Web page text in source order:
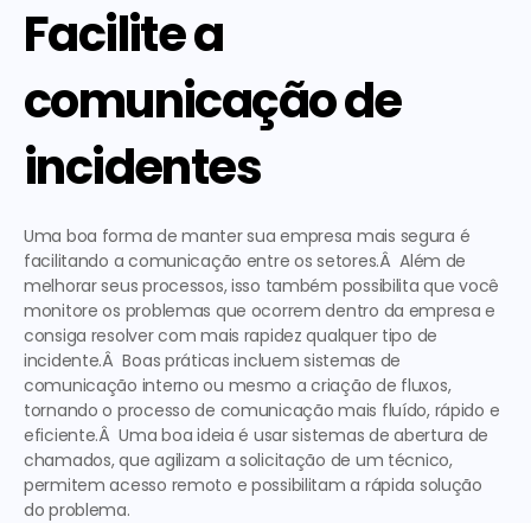
Facilite a
comunicação de
incidentes
Uma boa forma de manter sua empresa mais segura é
facilitando a comunicação entre os setores.Â  Além de
melhorar seus processos, isso também possibilita que você
monitore os problemas que ocorrem dentro da empresa e
consiga resolver com mais rapidez qualquer tipo de
incidente.Â  Boas práticas incluem sistemas de
comunicação interno ou mesmo a criação de fluxos,
tornando o processo de comunicação mais fluído, rápido e
eficiente.Â Uma boa ideia é usar sistemas de abertura de
chamados, que agilizam a solicitação de um técnico,
permitem acesso remoto e possibilitam a rápida solução
do problema.